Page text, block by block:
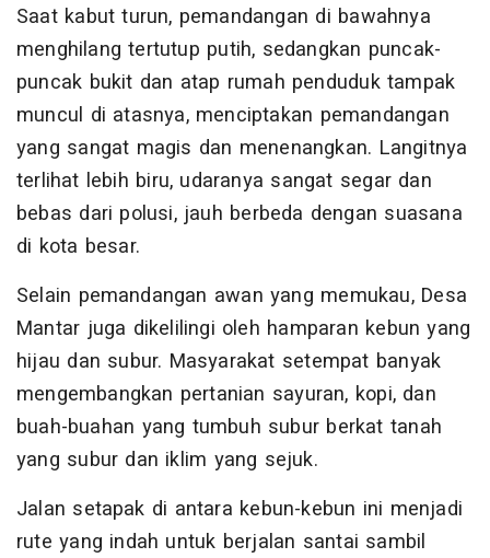
Saat kabut turun, pemandangan di bawahnya
menghilang tertutup putih, sedangkan puncak-
puncak bukit dan atap rumah penduduk tampak
muncul di atasnya, menciptakan pemandangan
yang sangat magis dan menenangkan. Langitnya
terlihat lebih biru, udaranya sangat segar dan
bebas dari polusi, jauh berbeda dengan suasana
di kota besar.
Selain pemandangan awan yang memukau, Desa
Mantar juga dikelilingi oleh hamparan kebun yang
hijau dan subur. Masyarakat setempat banyak
mengembangkan pertanian sayuran, kopi, dan
buah-buahan yang tumbuh subur berkat tanah
yang subur dan iklim yang sejuk.
Jalan setapak di antara kebun-kebun ini menjadi
rute yang indah untuk berjalan santai sambil